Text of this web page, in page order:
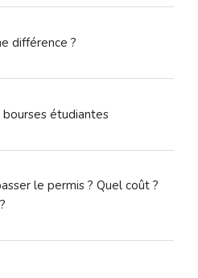
différence ?
bourses étudiantes
le permis ? Quel coût ?